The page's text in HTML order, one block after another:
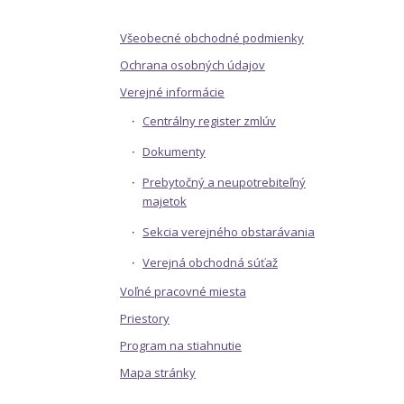
Všeobecné obchodné podmienky
Ochrana osobných údajov
Verejné informácie
Centrálny register zmlúv
Dokumenty
Prebytočný a neupotrebiteľný
majetok
Sekcia verejného obstarávania
Verejná obchodná súťaž
Voľné pracovné miesta
Priestory
Program na stiahnutie
Mapa stránky